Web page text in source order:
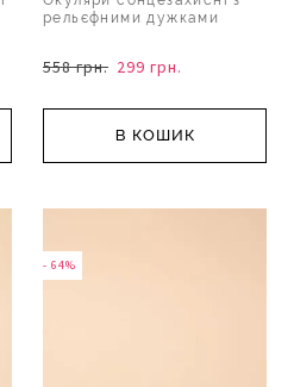
рельєфними дужками
558 грн. 299 грн.
В КОШИК
- 64%